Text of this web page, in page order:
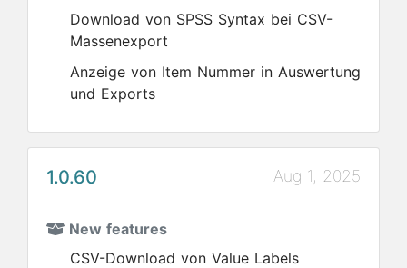
Download von SPSS Syntax bei CSV-
Massenexport
Anzeige von Item Nummer in Auswertung
und Exports
1.0.60 Aug 1, 2025
New features
CSV-Download von Value Labels